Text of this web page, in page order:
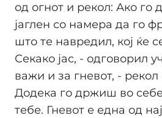
од огнот и рекол: Ако го
јаглен со намера да го
што те навредил, кој ќе
Секако јас, - одговорил
важи и за гневот, - рекол
Додека го држиш во себе,
тебе. Гневот е една од